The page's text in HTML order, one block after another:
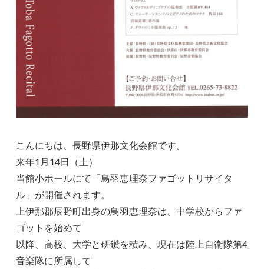
こんにちは、長野県伊那文化会館です。
来年1月14日（土）
当館小ホールにて「鳥羽恵理奈ファゴットリサイタ
ル」が開催されます。
上伊那郡辰野町出身の鳥羽恵理奈は、中学校からファ
ゴットを始めて
以降、高校、大学と研鑽を積み、現在は陸上自衛隊第4
音楽隊に所属して